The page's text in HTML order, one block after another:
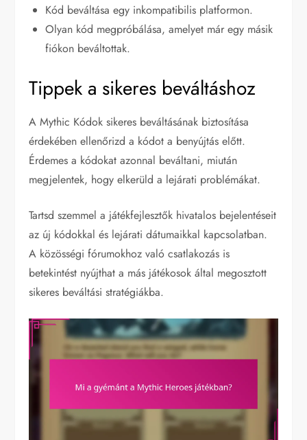
Kód beváltása egy inkompatibilis platformon.
Olyan kód megpróbálása, amelyet már egy másik
fiókon beváltottak.
Tippek a sikeres beváltáshoz
A Mythic Kódok sikeres beváltásának biztosítása
érdekében ellenőrizd a kódot a benyújtás előtt.
Érdemes a kódokat azonnal beváltani, miután
megjelentek, hogy elkerüld a lejárati problémákat.
Tartsd szemmel a játékfejlesztők hivatalos bejelentéseit
az új kódokkal és lejárati dátumaikkal kapcsolatban.
A közösségi fórumokhoz való csatlakozás is
betekintést nyújthat a más játékosok által megosztott
sikeres beváltási stratégiákba.